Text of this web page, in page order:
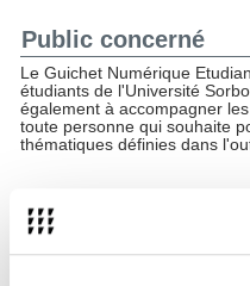
Public concerné
Le Guichet Numérique
étudiants de l'Université
également à accompagner
toute personne qui souhaite
thématiques définies dans
Périmètre des
Désormais, le Guichet
une réponse sur toutes les